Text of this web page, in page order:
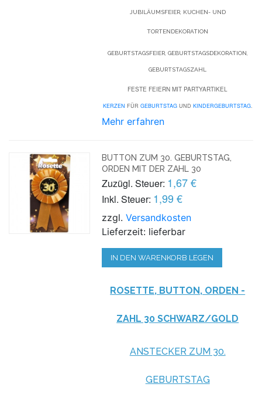
JUBILÄUMSFEIER, KUCHEN- UND
TORTENDEKORATION
GEBURTSTAGSFEIER, GEBURTSTAGSDEKORATION,
GEBURTSTAGSZAHL
FESTE FEIERN MIT PARTYARTIKEL
KERZEN FÜR GEBURTSTAGUND KINDERGEBURTSTAG.
Mehr erfahren
BUTTON ZUM 30. GEBURTSTAG,
ORDEN MIT DER ZAHL 30
Zuzügl. Steuer: 1,67 €
Inkl. Steuer: 1,99 €
zzgl.Versandkosten
Lieferzeit: lieferbar
IN DEN WARENKORB LEGEN
ROSETTE, BUTTON, ORDEN -
ZAHL 30 SCHWARZ/GOLD
ANSTECKER ZUM 30.
GEBURTSTAG